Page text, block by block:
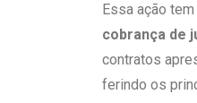
Essa ação
cobrança de
contratos
ferindo os